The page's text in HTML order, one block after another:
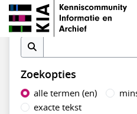
Organisatiecultuur en
gedragsverandering
Zoek op inhoud
Zoekopties
alle termen (en)
exacte tekst